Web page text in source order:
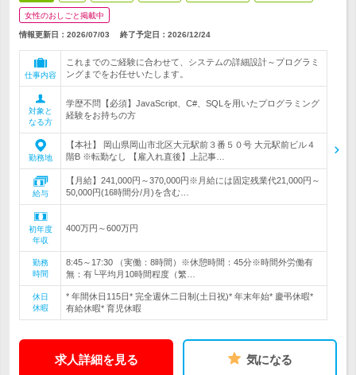
女性のおしごと掲載中
情報更新日：2026/07/03 終了予定日： 2026/12/24
仕事内容
これまでのご経験に合わせて、システムの詳細設計～プログラミ
ングまでをお任せいたします。
対象と
なる方
学歴不問【必須】JavaScript、C#、SQLを用いたプログラミング
経験をお持ちの方
勤務地
【本社】 岡山県岡山市北区大元駅前３番５０号 大元駅前ビル４
階B ※転勤なし 【雇入れ直後】上記事…
給与
【月給】241,000円～370,000円※月給には固定残業代21,000円～
50,000円(16時間分/月)を含む…
初年度
年収
400万円～600万円
勤務
時間
8:45～17:30 （実働：8時間）※休憩時間：45分※時間外労働有
無：有└平均月10時間程度（繁…
休日
休暇
* 年間休日115日* 完全週休二日制(土日祝)* 年末年始* 慶弔休暇*
有給休暇* 育児休暇
求人詳細を見る 気になる